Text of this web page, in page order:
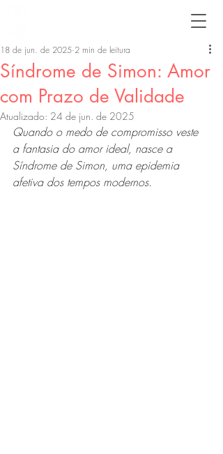
Síndrome de Simon: Amor
com Prazo de Validade
18 de jun. de 2025 2 min de leitura
Atualizado: 24 de jun. de 2025
Quando o medo de compromisso veste
a fantasia do amor ideal, nasce a
Síndrome de Simon, uma epidemia
afetiva dos tempos modernos.